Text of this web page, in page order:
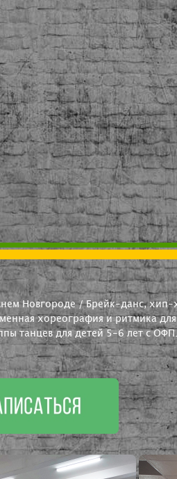
Новгороде / Брейк-данс,
хореография и ритмика
танцев для детей 5-6 лет с ОФП.